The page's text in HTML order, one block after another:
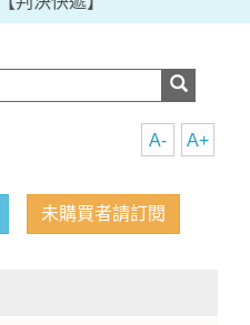
A+
A-
未購買者請訂閱